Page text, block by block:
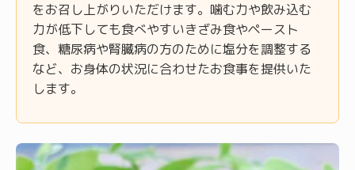
をお召し上がりいただけます。噛む力や飲み込む
力が低下しても食べやすいきざみ食やペースト
食、糖尿病や腎臓病の方のために塩分を調整する
など、お身体の状況に合わせたお食事を提供いた
します。